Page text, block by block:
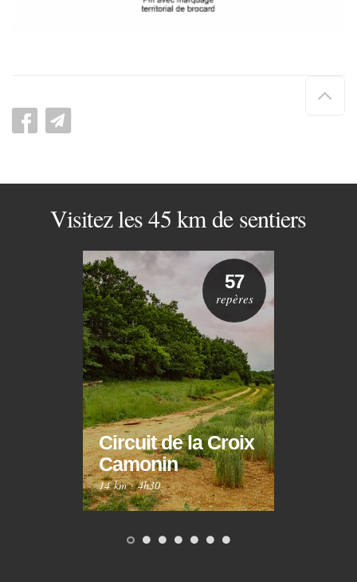
de
Visitez les 45 km de sentiers
Circuit de la Croix
Camonin
14 km·4h30
57
repères